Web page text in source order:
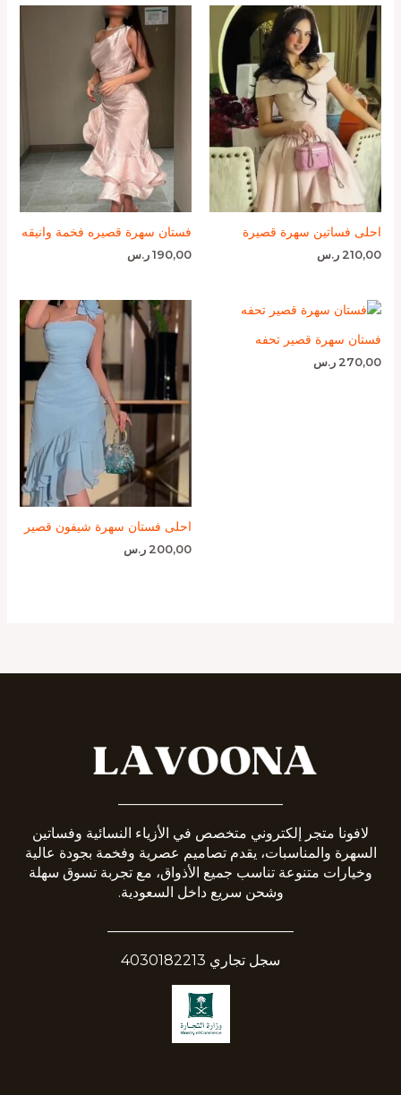
احلى فساتين سهرة قصيرة
210,00 ر.س
فستان سهرة قصيره فخمة وانيقه
190,00 ر.س
فستان سهرة قصير تحفه
270,00 ر.س
احلى فستان سهرة شيفون قصير
200,00 ر.س
لافونا متجر إلكتروني متخصص في الأزياء النسائية وفساتين
السهرة والمناسبات، يقدم تصاميم عصرية وفخمة بجودة عالية
وخيارات متنوعة تناسب جميع الأذواق، مع تجربة تسوق سهلة
وشحن سريع داخل السعودية.
سجل تجاري 4030182213